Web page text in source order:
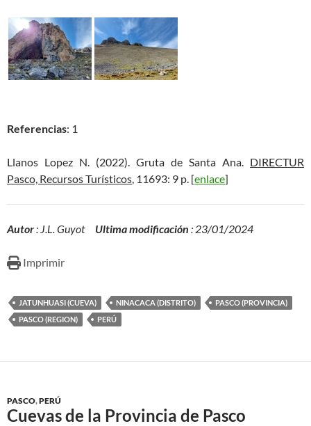
Referencias: 1
Llanos Lopez N. (2022). Gruta de Santa Ana. DIRECTUR
Pasco, Recursos Turísticos, 11693: 9 p. [enlace]
Autor: J.L. Guyot Ultima modificación : 23/01/2024
Imprimir
JATUNHUASI (CUEVA) NINACACA (DISTRITO)
PASCO (PROVINCIA)
PASCO (REGION)
PERÚ
PASCO,PERÚ
Cuevas de la Provincia de Pasco